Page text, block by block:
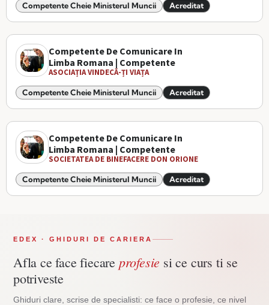
Competente Cheie Ministerul Muncii Acreditat
Competente De Comunicare In
Limba Romana | Competente
ASOCIAȚIA VINDECĂ-ȚI VIAȚA
Competente Cheie Ministerul Muncii Acreditat
Competente De Comunicare In
Limba Romana | Competente
SOCIETATEA DE BINEFACERE DON ORIONE
Competente Cheie Ministerul Muncii Acreditat
EDEX · GHIDURI DE CARIERA
Afla ce face fiecare profesie si ce curs ti se
potriveste
Ghiduri clare, scrise de specialisti: ce face o profesie, ce nivel